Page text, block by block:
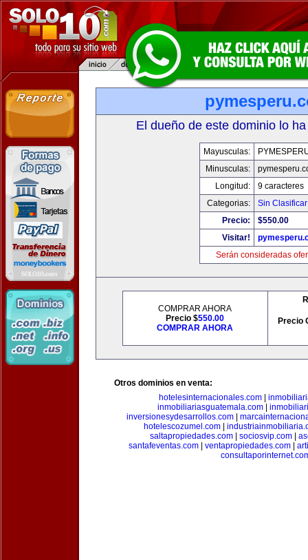
El dueño de este dominio lo
Mayusculas:
Minusculas:
Longitud:
9 caracteres
Categorias:
Sin Clasificar
Precio:
$550.00
Visitar!
Serán consideradas
COMPRAR AHORA
Precio $550.00
COMPRAR AHORA
Precio
Otros dominios en venta:
hotelesinternacionales.com|
inmobiliariasguatemala.com
inversionesydesarrollos.com|
hotelescozumel.com
saltapropiedades.com| sociosvip.com|
santafeventas.com| ventapropiedades.com|